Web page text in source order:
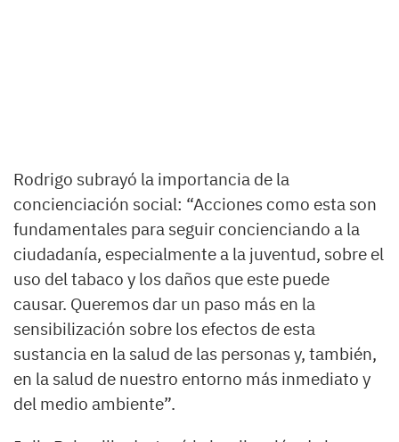
Rodrigo subrayó la importancia de la
concienciación social: “Acciones como esta son
fundamentales para seguir concienciando a la
ciudadanía, especialmente a la juventud, sobre el
uso del tabaco y los daños que este puede
causar. Queremos dar un paso más en la
sensibilización sobre los efectos de esta
sustancia en la salud de las personas y, también,
en la salud de nuestro entorno más inmediato y
del medio ambiente”.